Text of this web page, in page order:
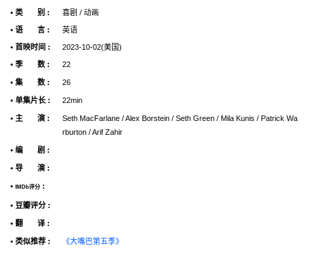
• 类 别 : 喜剧 / 动画
• 语 言 : 英语
• 首映时间 : 2023-10-02(美国)
• 季 数 : 22
• 集 数 : 26
• 单集片长 : 22min
• 主 演 :
Seth MacFarlane / Alex Borstein / Seth Green / Mila Kunis / Patrick Wa
rburton / Arif Zahir
• 编 剧 :
• 导 演 :
• IMDb评分 :
• 豆瓣评分 :
• 翻 译 :
• 类似推荐 : 《大嘴巴第五季》